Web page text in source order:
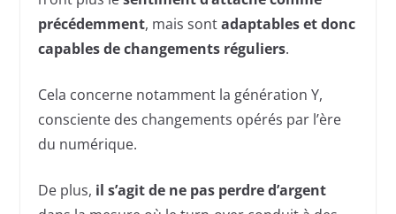
précédemment, mais sontadaptables et donc
capables de changements réguliers.
Cela concerne notamment la génération Y,
consciente des changements opérés par l’ère
du numérique.
De plus, il s’agit de ne pas perdre d’argent